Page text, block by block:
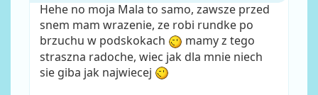
Hehe no moja Mala to samo, zawsze przed
snem mam wrazenie, ze robi rundke po
brzuchu w podskokach
mamy z tego
straszna radoche, wiec jak dla mnie niech
sie giba jak najwiecej